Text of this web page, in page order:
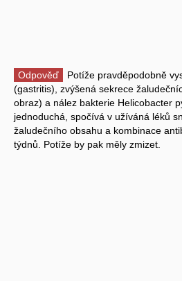
Odpověď
Potíže pravděpodobně
(gastritis), zvýšená sekrece
obraz) a nález bakterie Helicobacter
jednoduchá, spočívá v užíváná léků
žaludečního obsahu a kombinace
týdnů. Potíže by pak měly zmizet.